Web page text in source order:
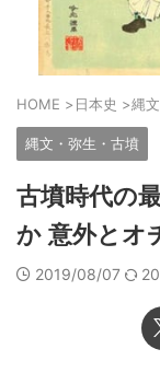
HOME > 日本史 >縄
縄文・弥生・古墳
古墳時代の
か 意外とオ
2019/08/07